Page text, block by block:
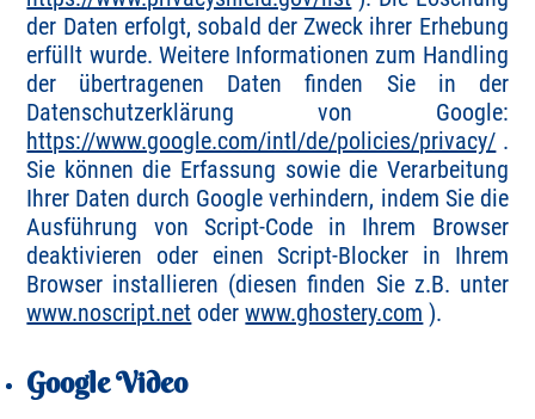
der Daten erfolgt, sobald der Zweck ihrer Erhebung
erfüllt wurde. Weitere Informationen zum Handling
der übertragenen Daten finden Sie in der
Datenschutzerklärung von Google:
https://www.google.com/intl/de/policies/privacy/ .
Sie können die Erfassung sowie die Verarbeitung
Ihrer Daten durch Google verhindern, indem Sie die
Ausführung von Script-Code in Ihrem Browser
deaktivieren oder einen Script-Blocker in Ihrem
Browser installieren (diesen finden Sie z.B. unter
www.noscript.net oderwww.ghostery.com ).
Google Video